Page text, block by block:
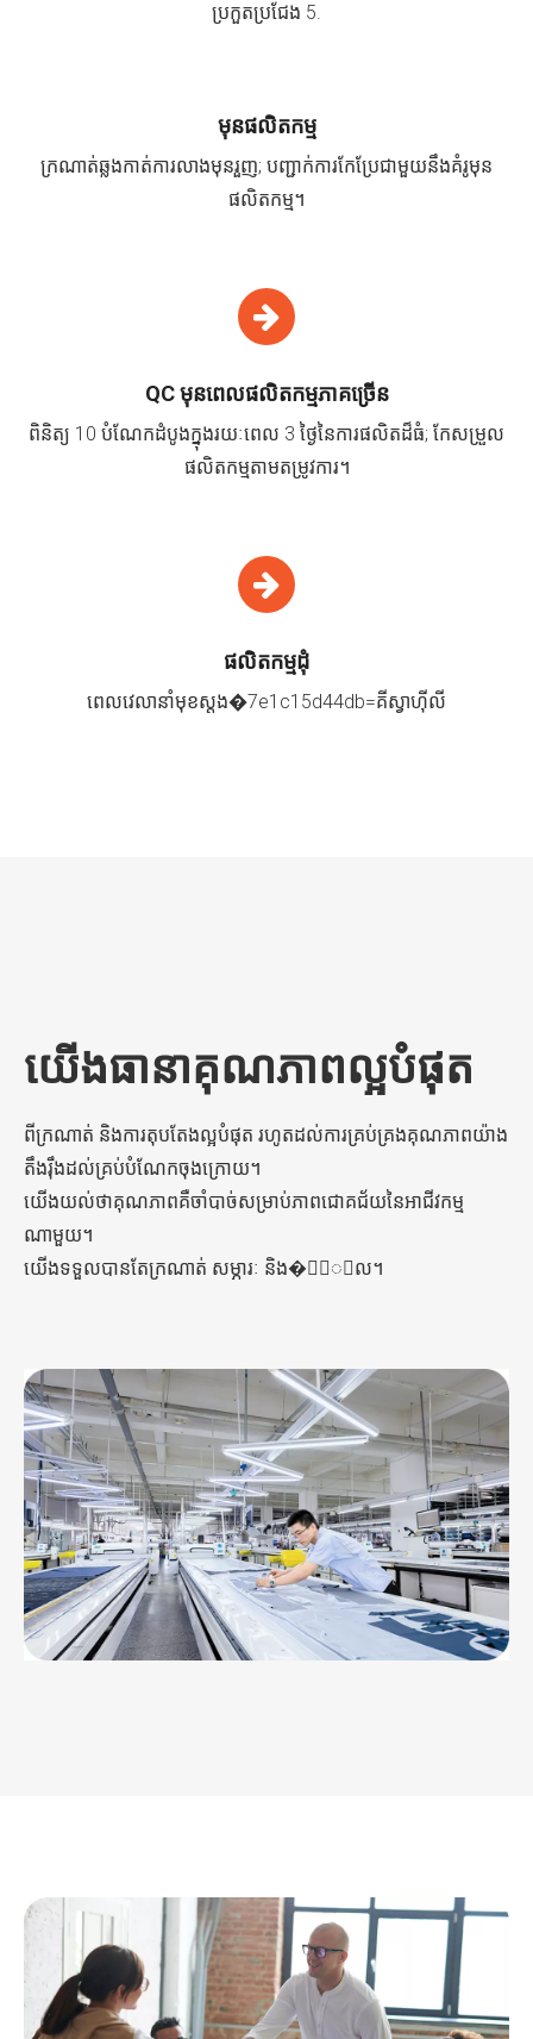
ប្រកួតប្រជែង 5.
មុនផលិតកម្ម
ក្រណាត់ឆ្លងកាត់ការលាងមុនរួញ; បញ្ជាក់ការកែប្រែជាមួយនឹងគំរូមុន
ផលិតកម្ម។
QC មុនពេលផលិតកម្មភាគច្រើន
ពិនិត្យ 10 បំណែកដំបូងក្នុងរយៈពេល 3 ថ្ងៃនៃការផលិតដ៏ធំ; កែសម្រួល
ផលិតកម្មតាមតម្រូវការ។
ផលិតកម្មដុំ
ពេលវេលានាំមុខស្តង�7e1c15d44db=គីស្វាហ៊ីលី
យើងធានាគុណភាពល្អបំផុត
ពីក្រណាត់ និងការតុបតែងល្អបំផុត រហូតដល់ការគ្រប់គ្រងគុណភាពយ៉ាង
តឹងរ៉ឹងដល់គ្រប់បំណែកចុងក្រោយ។
យើងយល់ថាគុណភាពគឺចាំបាច់សម្រាប់ភាពជោគជ័យនៃអាជីវកម្ម
ណាមួយ។
យើងទទួលបានតែក្រណាត់ សម្ភារៈ និង�្រួល។